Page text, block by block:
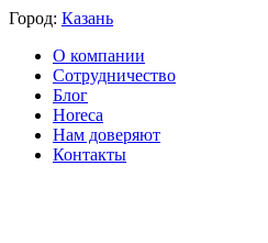
Город: Казань
О компании
Сотрудничество
Блог
Horeca
Нам доверяют
Контакты